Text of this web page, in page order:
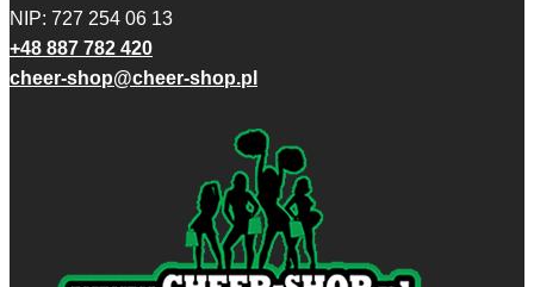
NIP: 727 254 06 13
+48 887 782 420
cheer-shop@cheer-shop.pl